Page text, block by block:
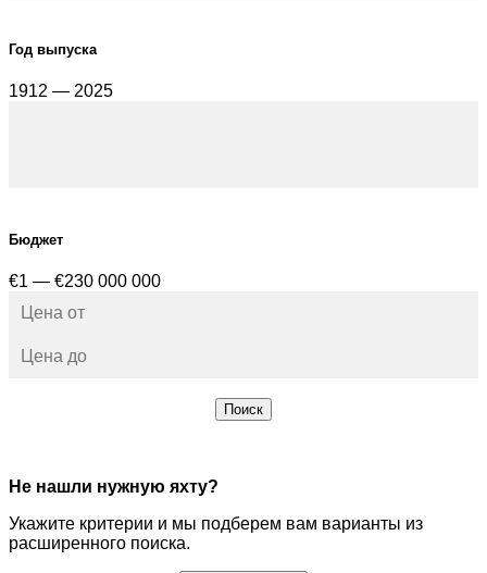
Год выпуска
1912 — 2025
Бюджет
€1 — €230 000 000
Поиск
Не нашли нужную яхту?
Укажите критерии и мы подберем вам варианты из
расширенного поиска.